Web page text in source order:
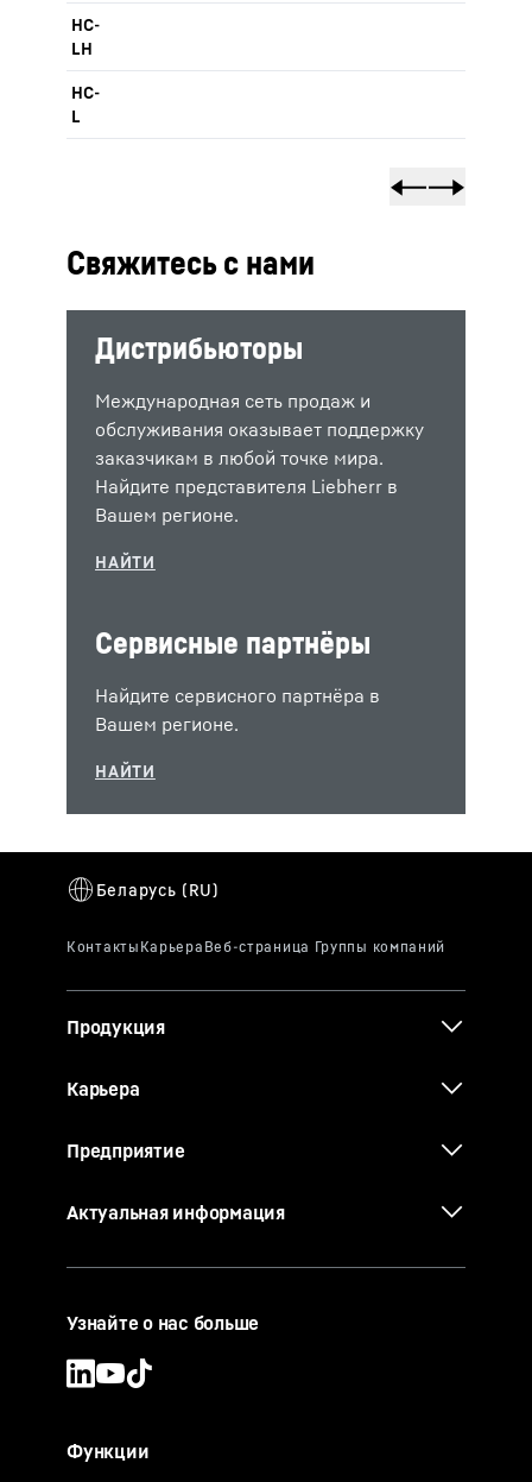
HC-
LH
HC-
L
Свяжитесь с нами
Дистрибьюторы
Международная сеть продаж и
обслуживания оказывает поддержку
заказчикам в любой точке мира.
Найдите представителя Liebherr в
Вашем регионе.
Сервисные партнёры
Найдите сервисного партнёра в
Вашем регионе.
Продукция
Карьера
Предприятие
Актуальная информация
Узнайте о нас больше
Функции